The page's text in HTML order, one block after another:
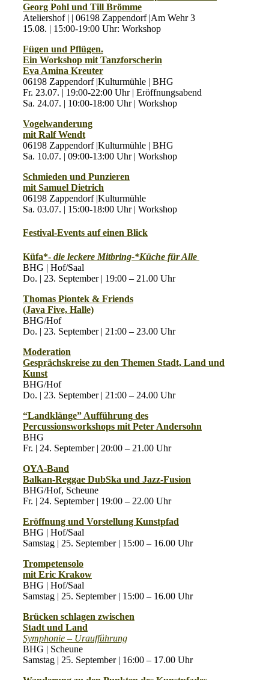
Georg Pohl und Till Brömme
Ateliershof | | 06198 Zappendorf |Am Wehr 3
15.08. | 15:00-19:00 Uhr: Workshop
Fügen und Pflügen.
Ein Workshop mit Tanzforscherin
Eva Amina Kreuter
06198 Zappendorf |Kulturmühle | BHG
Fr. 23.07. | 19:00-22:00 Uhr | Eröffnungsabend
Sa. 24.07. | 10:00-18:00 Uhr | Workshop
Vogelwanderung
mit Ralf Wendt
06198 Zappendorf |Kulturmühle | BHG
Sa. 10.07. | 09:00-13:00 Uhr | Workshop
Schmieden und Punzieren
mit Samuel Dietrich
06198 Zappendorf |Kulturmühle
Sa. 03.07. | 15:00-18:00 Uhr | Workshop
Festival-Events auf einen Blick
Küfa*- die leckere Mitbring-*Küche für Alle
BHG | Hof/Saal
Do. | 23. September | 19:00 – 21.00 Uhr
Thomas Piontek & Friends
(Java Five, Halle)
BHG/Hof
Do. | 23. September | 21:00 – 23.00 Uhr
Moderation
Gesprächskreise zu den Themen Stadt, Land und
Kunst
BHG/Hof
Do. | 23. September | 21:00 – 24.00 Uhr
“Landklänge” Aufführung des
Percussionsworkshops mit Peter Andersohn
BHG
Fr. | 24. September | 20:00 – 21.00 Uhr
OYA-Band
Balkan-Reggae DubSka und Jazz-Fusion
BHG/Hof, Scheune
Fr. | 24. September | 19:00 – 22.00 Uhr
Eröffnung und Vorstellung Kunstpfad
BHG | Hof/Saal
Samstag | 25. September | 15:00 – 16.00 Uhr
Trompetensolo
mit Eric Krakow
BHG | Hof/Saal
Samstag | 25. September | 15:00 – 16.00 Uhr
Brücken schlagen zwischen
Stadt und Land
Symphonie – Uraufführung
BHG | Scheune
Samstag | 25. September | 16:00 – 17.00 Uhr